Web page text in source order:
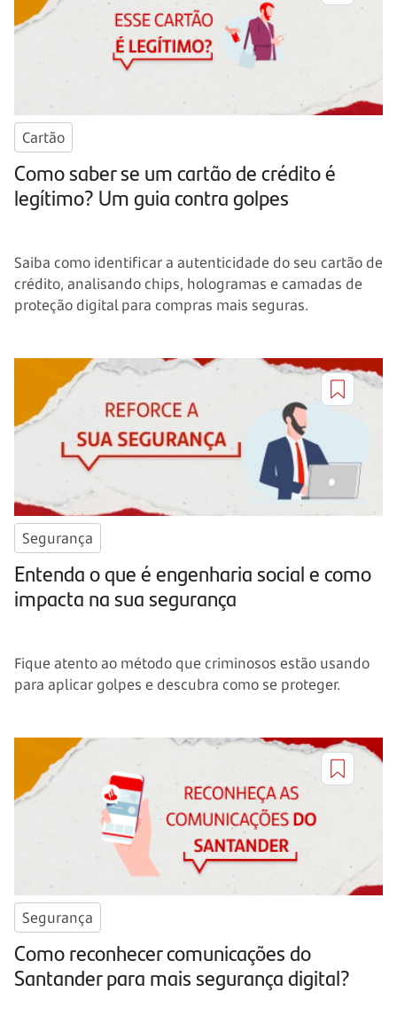
Cartão
Como saber se um cartão de crédito é
legítimo? Um guia contra golpes
Saiba como identificar a autenticidade do seu cartão de
crédito, analisando chips, hologramas e camadas de
proteção digital para compras mais seguras.
Segurança
Entenda o que é engenharia social e como
impacta na sua segurança
Fique atento ao método que criminosos estão usando
para aplicar golpes e descubra como se proteger.
Segurança
Como reconhecer comunicações do
Santander para mais segurança digital?